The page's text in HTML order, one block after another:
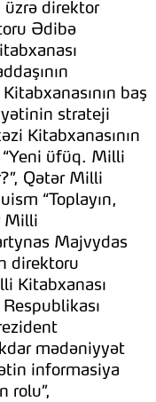
direktor
Ədibə
baş
strateji
Kitabxanasının
üfüq. Milli
Qətər Milli
“Toplayın,
Milli
Majvydas
direktoru
Kitabxanası
Respublikası
mədəniyyət
informasiya
rolu”,